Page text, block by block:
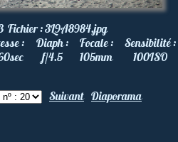
Fichier :3L9A8984.jpg
:
sec
Diaph :
f/4.5
Focale :
105mm
Sensibilité :
100ISO
Suivant Diaporama